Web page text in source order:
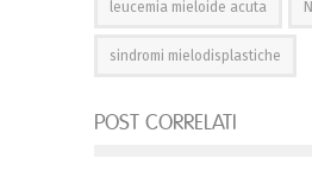
leucemia mieloide acuta
sindromi mielodisplastiche
POST CORRELATI